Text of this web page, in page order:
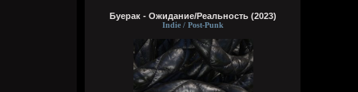
Цитата: Wirtuozik
какие на хуй пруфы еблан? чо ты
доказать хочешь? Ты же сам знаешь, что
я прав, я прекрасно помню все твои
Буерак - Ожидание/Реальность (2023)
Indie / Post-Punk